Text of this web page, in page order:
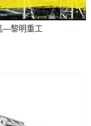
—黎明重工